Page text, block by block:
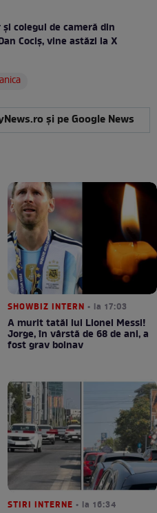
colegul de cameră din
Cociș, vine astăzi la X
și pe Google News
SHOWBIZ INTERN • la 17:03
A murit tatăl lui Lionel Messi!
Jorge, în vârstă de 68 de ani, a
fost grav bolnav
STIRI INTERNE • la 16:34